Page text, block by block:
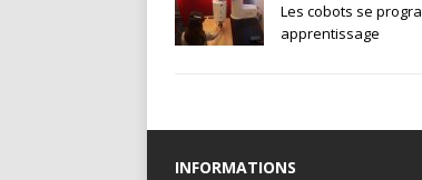
Les cobots se
apprentissage
INFORMATIONS